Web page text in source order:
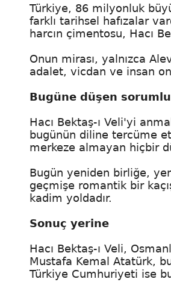
Türkiye, 86 milyonluk
farklı tarihsel hafızalar
harcın çimentosu, Hacı
Onun mirası, yalnızca
adalet, vicdan ve insan
Bugüne düşen
Hacı Bektaş-ı Veli'yi
bugünün diline tercüme
merkeze almayan hiçbir
Bugün yeniden birliğe,
geçmişe romantik bir
kadim yoldadır.
Sonuç yerine
Hacı Bektaş-ı Veli,
Mustafa Kemal Atatürk,
Türkiye Cumhuriyeti ise